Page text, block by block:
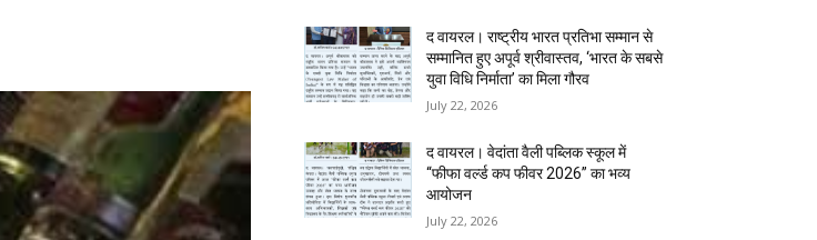
द वायरल। राष्ट्रीय भारत प्रतिभा सम्मान से
सम्मानित हुए अपूर्व श्रीवास्तव, ‘भारत के सबसे
युवा विधि निर्माता’ का मिला गौरव
July 22, 2026
द वायरल। वेदांता वैली पब्लिक स्कूल में
“फीफा वर्ल्ड कप फीवर 2026” का भव्य
आयोजन
July 22, 2026